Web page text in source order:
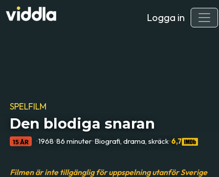
Logga in
SPELFILM
Den blodiga snaran
15 ÅR •1968•86 minuter•Biografi, drama, skräck•6,7
Filmen är inte tillgänglig för uppspelning utanför Sverige